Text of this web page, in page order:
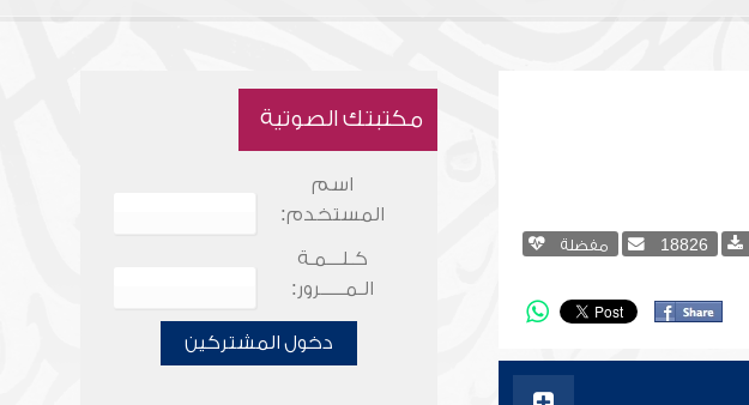
18826 مفضلة
مكتبتك الصوتية
اسم
المستخدم:
كـلـــمـة
الـمـــــرور:
دخول المشتركين